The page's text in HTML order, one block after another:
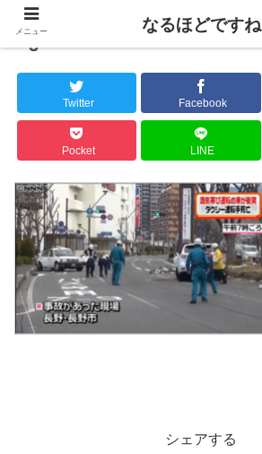
3
Twitter Facebook
Pocket LINE
シェアする
メニュー なるほどですね